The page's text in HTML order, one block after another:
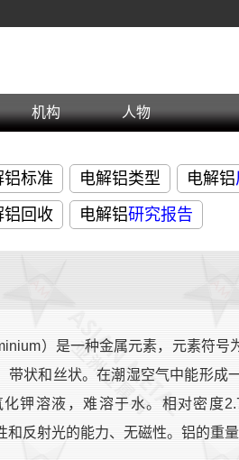
机构 人物
铝标准 电解铝类型 电解铝
铝回收 电解铝研究报告
）是一种金属元素，元素符号
状和丝状。在潮湿空气中能形成
钾溶液，难溶于水。相对密度
反射光的能力、无磁性。铝的重